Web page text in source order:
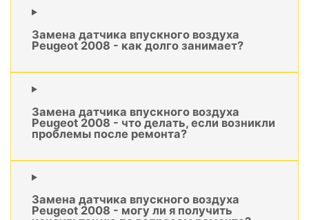
Замена датчика впускного воздуха
Peugeot 2008 - как долго занимает?
Замена датчика впускного воздуха
Peugeot 2008 - что делать, если возникли
проблемы после ремонта?
Замена датчика впускного воздуха
Peugeot 2008 - могу ли я получить